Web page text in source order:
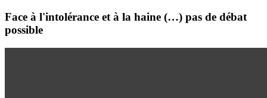
Face à l'intolérance et à la haine (…) pas de débat
possible